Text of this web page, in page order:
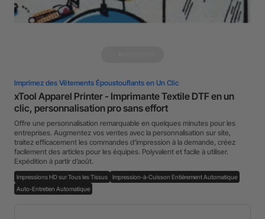
Imprimez des Vêtements Époustouflants en Un Clic
xTool Apparel Printer - Imprimante Textile DTF en un
clic, personnalisation pro sans effort
Offre une personnalisation remarquable en quelques minutes pour les
entreprises. Augmentez vos ventes avec la personnalisation sur site,
traitez efficacement les commandes d’impression à la demande, créez
facilement des articles pour les équipes. Polyvalent et facile à utiliser.
Expédition à partir d’août.
Impressions HD sur Tous les Tissus
Impression-à-Cuisson Entièrement Automatique
Auto-Entretien Automatique